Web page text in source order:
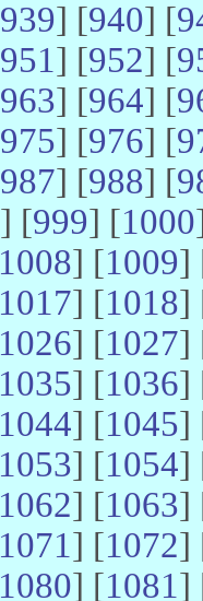
939] [940] [
951] [952] [
963] [964] [
975] [976] [
987] [988] [
] [999] [1000
1008] [1009]
1017] [1018]
1026] [1027]
1035] [1036]
1044] [1045]
1053] [1054]
1062] [1063]
1071] [1072]
1080] [1081]